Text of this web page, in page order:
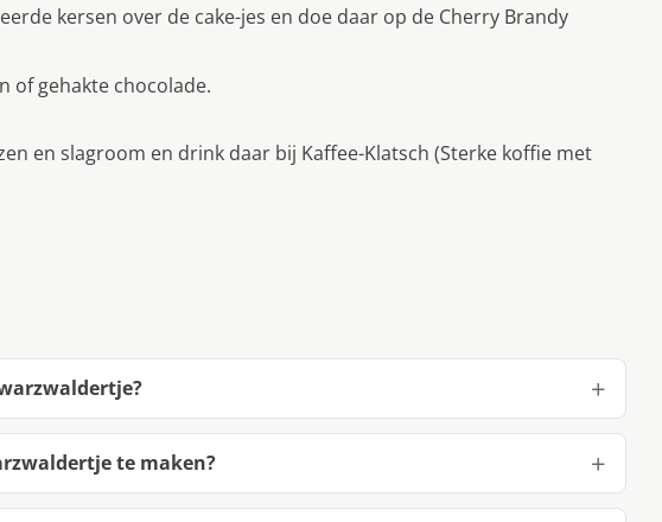
kersen over de cake-jes en doe daar op de Cherry Brandy
of gehakte chocolade.
en slagroom en drink daar bij Kaffee-Klatsch (Sterke koffie met
te maken?